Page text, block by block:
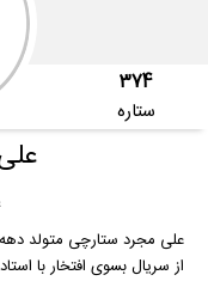
374
ستاره
از سریال بسوی افتخار با